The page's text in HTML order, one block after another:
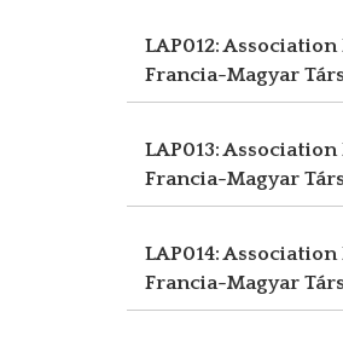
LAP012:
Francia-Magyar
LAP013:
Francia-Magyar
LAP014:
Francia-Magyar